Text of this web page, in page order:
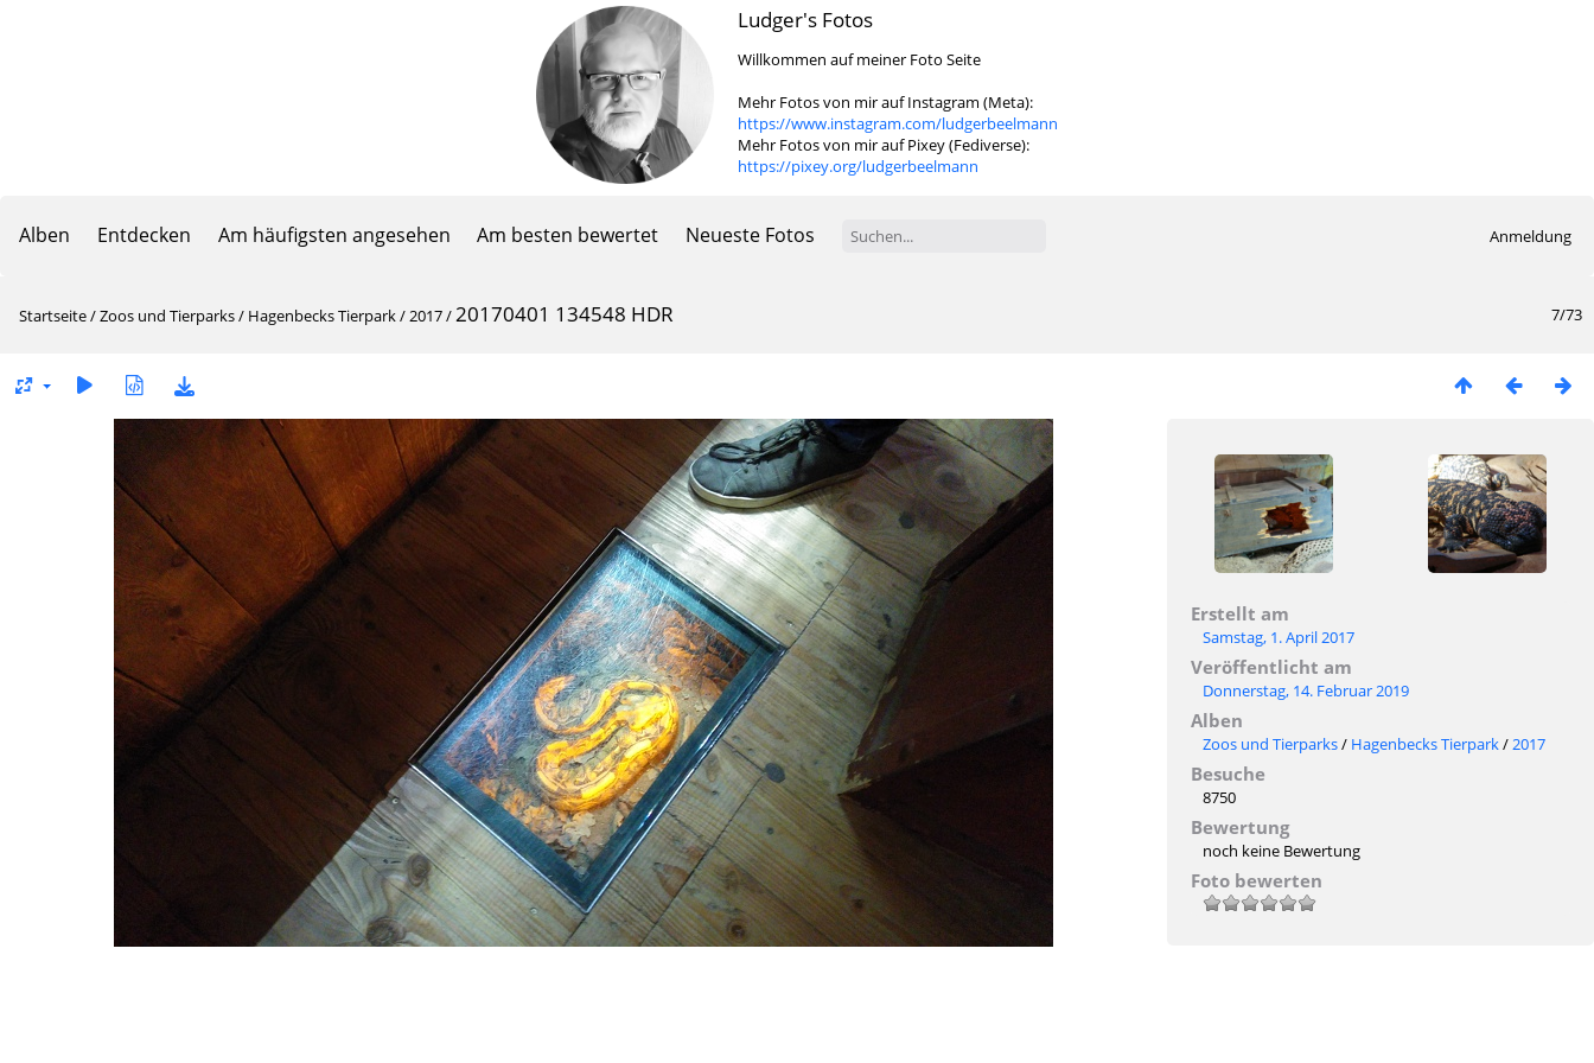
Ludger's Fotos
Willkommen auf meiner Foto Seite
Mehr Fotos von mir auf Instagram (Meta):
https://www.instagram.com/ludgerbeelmann
Mehr Fotos von mir auf Pixey (Fediverse):
https://pixey.org/ludgerbeelmann
Alben Entdecken Am häufigsten angesehen Am besten bewertet Neueste Fotos Anmeldung
7/73
Startseite/Zoos und Tierparks/ Hagenbecks Tierpark/2017/20170401 134548 HDR
Erstellt am
Samstag, 1. April 2017
Veröffentlicht am
Donnerstag, 14. Februar 2019
Alben
Zoos und Tierparks/ Hagenbecks Tierpark/2017
Besuche
8750
Bewertung
noch keine Bewertung
Foto bewerten